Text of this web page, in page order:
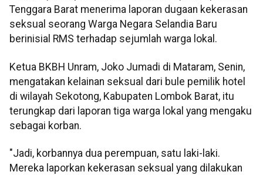
Tenggara Barat menerima laporan dugaan kekerasan
seksual seorang Warga Negara Selandia Baru
berinisial RMS terhadap sejumlah warga lokal.
Ketua BKBH Unram, Joko Jumadi di Mataram, Senin,
mengatakan kelainan seksual dari bule pemilik hotel
di wilayah Sekotong, Kabupaten Lombok Barat, itu
terungkap dari laporan tiga warga lokal yang mengaku
sebagai korban.
"Jadi, korbannya dua perempuan, satu laki-laki.
Mereka laporkan kekerasan seksual yang dilakukan